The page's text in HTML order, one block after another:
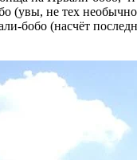
(увы, не тех
бобо (насчёт